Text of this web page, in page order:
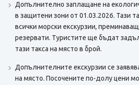
Допълнително заплащане на
в защитени зони от 01.03.2026. Тази
всички морски екскурзии,
резервати. Туристите ще бъдат
тази такса на място в брой.
Допълнителните екскурзии се
на място. Посочените по-долу цени